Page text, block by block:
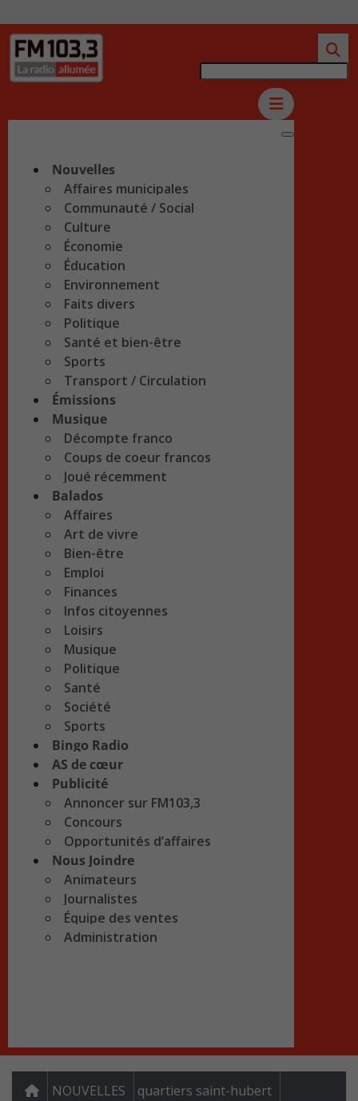
Nouvelles
Affaires municipales
Communauté / Social
Culture
Économie
Éducation
Environnement
Faits divers
Politique
Santé et bien-être
Sports
Transport / Circulation
Émissions
Musique
Décompte franco
Coups de coeur francos
Joué récemment
Balados
Affaires
Art de vivre
Bien-être
Emploi
Finances
Infos citoyennes
Loisirs
Musique
Politique
Santé
Société
Sports
Bingo Radio
AS de cœur
Publicité
Annoncer sur FM103,3
Concours
Opportunités d’affaires
Nous Joindre
Animateurs
Journalistes
Équipe des ventes
Administration
NOUVELLES quartiers saint-hubert